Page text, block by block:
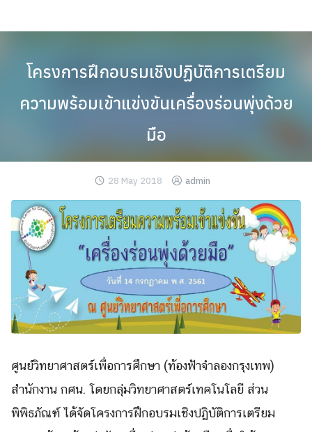
to
โครงการฝึกอบรมเชิงปฏิบัติการเตรียม
ความพร้อมเข้าแข่งขันเครื่องร่อนพุ่งด้วย
มือ
28 May 2018 admin
ศูนย์วิทยาศาสตร์เพื่อการศึกษา (ท้องฟ้าจำลองกรุงเทพ)
สำนักงาน กศน. โดยกลุ่มวิทยาศาสตร์เทคโนโลยี ส่วน
พิพิธภัณฑ์ ได้จัดโครงการฝึกอบรมเชิงปฏิบัติการเตรียม